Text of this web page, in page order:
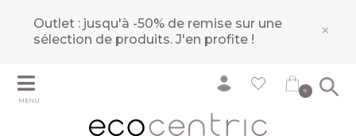
Outlet : jusqu'à -50% de remise sur une
sélection de produits.J'en profite ! ×
MENU
0